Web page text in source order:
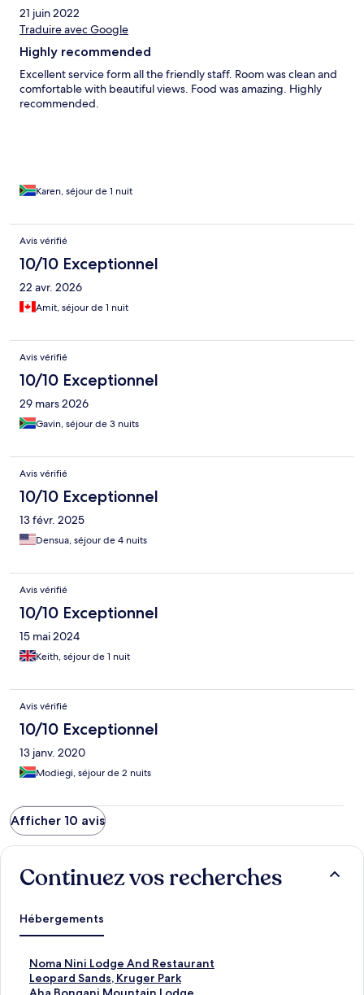
21 juin 2022
Traduire avec Google
Highly recommended
Excellent service form all the friendly staff. Room was clean and
comfortable with beautiful views. Food was amazing. Highly
recommended.
Karen, séjour de 1 nuit
Avis vérifié
10/10 Exceptionnel
22 avr. 2026
Amit, séjour de 1 nuit
Avis vérifié
10/10 Exceptionnel
29 mars 2026
Gavin, séjour de 3 nuits
Avis vérifié
10/10 Exceptionnel
13 févr. 2025
Densua, séjour de 4 nuits
Avis vérifié
10/10 Exceptionnel
15 mai 2024
Keith, séjour de 1 nuit
Avis vérifié
10/10 Exceptionnel
13 janv. 2020
Modiegi, séjour de 2 nuits
Afficher 10 avis
Continuez vos recherches
Hébergements
Noma Nini Lodge And Restaurant
L
i
e
Leopard Sands, Kruger Park
L
iL